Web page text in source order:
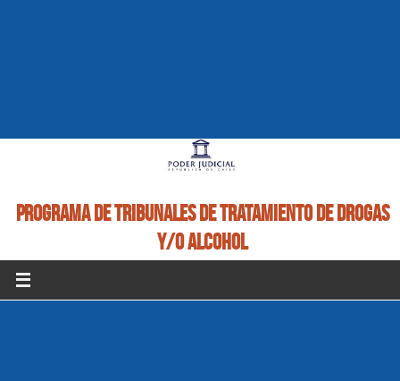
PROGRAMA DE TRIBUNALES DE TRATAMIENTO DE DROGAS
Y/O ALCOHOL